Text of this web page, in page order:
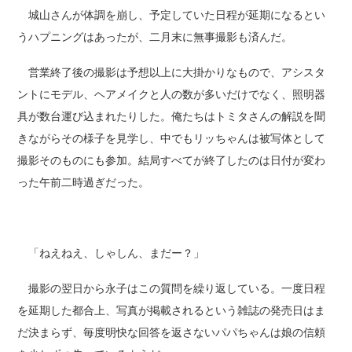
城山さんが体調を崩し、予定していた日程が延期になるとい
うハプニングはあったが、二月末に無事撮影も済んだ。
営業終了後の撮影は予想以上に大掛かりなもので、アシスタ
ントにモデル、ヘアメイクと人の数が多いだけでなく、照明器
具が数台運び込まれたりした。俺たちはトミタさんの解説を聞
きながらその様子を見学し、中でもリッちゃんは被写体として
撮影そのものにも参加。結局すべてが終了したのは日付が変わ
った午前二時過ぎだった。
「ねえねえ、しゃしん、まだー？」
撮影の翌日から永子はこの質問を繰り返している。一度日程
を延期した都合上、写真が掲載されるという雑誌の発売日はま
だ決まらず、毎度明快な回答を返さないパパちゃんは娘の信頼